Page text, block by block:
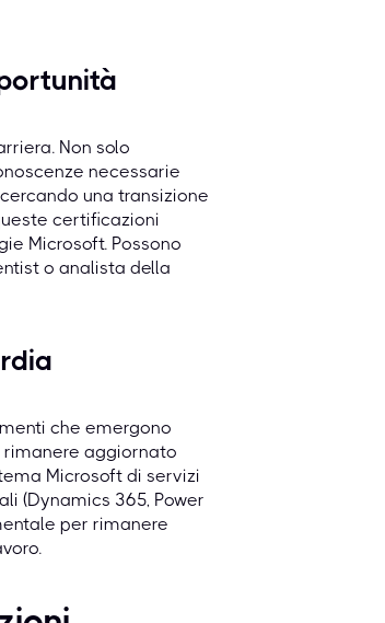
Non solo
necessarie
una transizione
certificazioni
Microsoft. Possono
o analista della
che emergono
aggiornato
Microsoft di servizi
(Dynamics 365, Power
per rimanere